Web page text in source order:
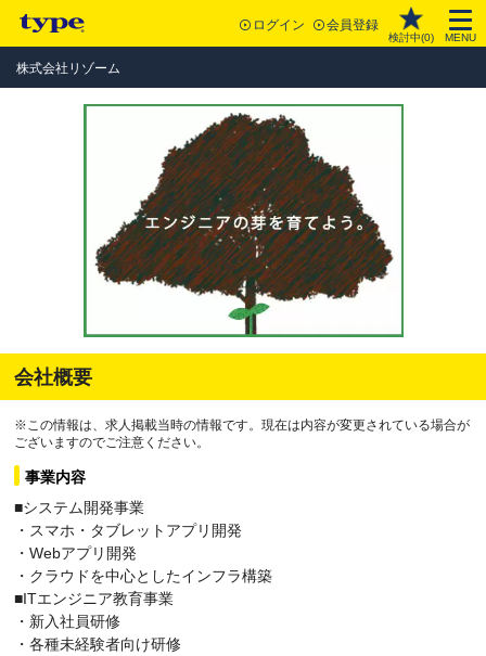
ログイン 会員登録
検討中(0) MENU
株式会社リゾーム
会社概要
※この情報は、求人掲載当時の情報です。現在は内容が変更されている場合が
ございますのでご注意ください。
事業内容
■システム開発事業
・スマホ・タブレットアプリ開発
・Webアプリ開発
・クラウドを中心としたインフラ構築
■ITエンジニア教育事業
・新入社員研修
・各種未経験者向け研修